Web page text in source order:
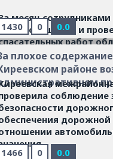
месяц
пожаротушения и
работ
40 проверок.
показал, что
дальше »
1430 0 0.0
плохое
районе
соблюдение
дорожной
1466 0 0.0